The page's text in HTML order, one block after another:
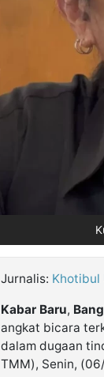
Jurnalis: Khotibul
Kabar Baru,
angkat bicara
dalam dugaan
TMM), Senin,